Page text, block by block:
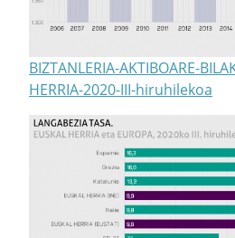
BIZTANLERIA-AKTIBOARE-
HERRIA-2020-III-hiruhilekoa